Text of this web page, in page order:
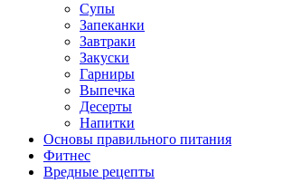
Супы
Запеканки
Завтраки
Закуски
Гарниры
Выпечка
Десерты
Напитки
Основы правильного питания
Фитнес
Вредные рецепты